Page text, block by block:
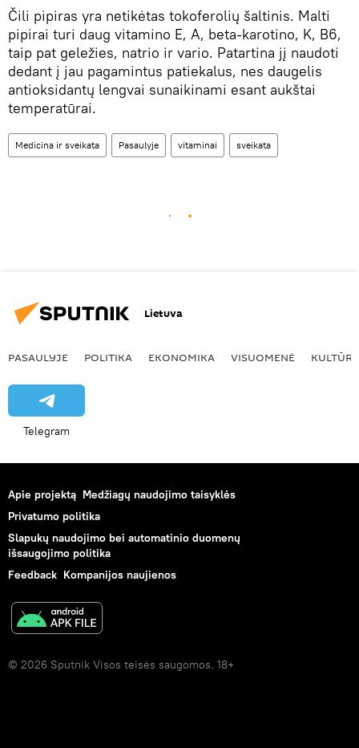
Čili pipiras yra netikėtas tokoferolių šaltinis. Malti
pipirai turi daug vitamino E, A, beta-karotino, K, B6,
taip pat geležies, natrio ir vario. Patartina jį naudoti
dedant į jau pagamintus patiekalus, nes daugelis
antioksidantų lengvai sunaikinami esant aukštai
temperatūrai.
Medicina ir sveikata Pasaulyje vitaminai sveikata
Lietuva
PASAULYJE POLITIKA EKONOMIKA VISUOMENĖ KULTŪRA
Telegram
Apie projektą Medžiagų naudojimo taisyklės
Privatumo politika
Slapukų naudojimo bei automatinio duomenų
išsaugojimo politika
Feedback Kompanijos naujienos
© 2026 Sputnik Visos teisės saugomos. 18+